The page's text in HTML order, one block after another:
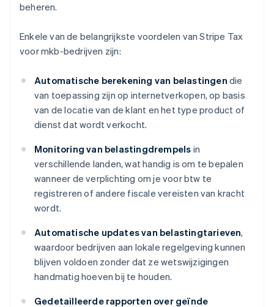
beheren.
Enkele van de belangrijkste voordelen van Stripe Tax
voor mkb-bedrijven zijn:
Automatische berekening van belastingen die
van toepassing zijn op internetverkopen, op basis
van de locatie van de klant en het type product of
dienst dat wordt verkocht.
Monitoring van belastingdrempels in
verschillende landen, wat handig is om te bepalen
wanneer de verplichting om je voor btw te
registreren of andere fiscale vereisten van kracht
wordt.
Automatische updates van belastingtarieven,
waardoor bedrijven aan lokale regelgeving kunnen
blijven voldoen zonder dat ze wetswijzigingen
handmatig hoeven bij te houden.
Gedetailleerde rapporten over geïnde